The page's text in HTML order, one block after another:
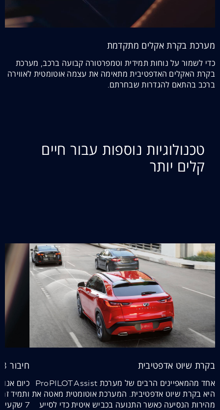
מערכת בקרת אקלים מתקדמת
כדי לשמור על נוחות תמידית וטמפרטורה קבועה ברכב, מערכת
בקרת האקלים האדפטיבית מתאימה את עצמה אוטומטית לאווירה
ברכב בהתאם להגדרות שבחרתם.
טכנולוגיות נוספות עבור חיים
קלים יותר
בקרת שיוט אדפטיבית
אחד מהמאפיינים הרבים של מערכת ProPILOT Assist
היא בקרת שיוט אדפטיבית. המערכת אוטומטית מאטה את
מהירות הנסיעה כאשר התנועה בכביש איטית כדי לסייע
חיבור USB וטעינה אלחוטית
כיום
ותמיד